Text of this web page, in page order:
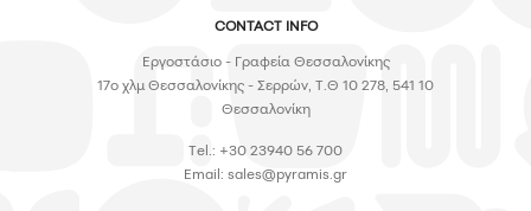
CONTACT INFO
Εργοστάσιο - Γραφεία Θεσσαλονίκης
17ο χλμ Θεσσαλονίκης - Σερρών, Τ.Θ 10 278, 541 10
Θεσσαλονίκη
Tel.: +30 23940 56 700
Email: sales@pyramis.gr